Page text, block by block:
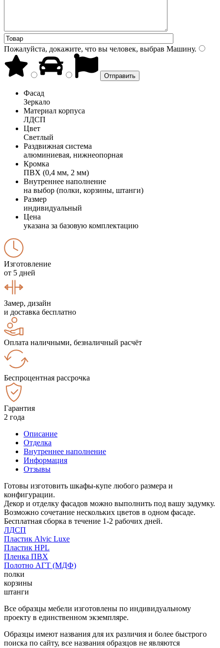
Пожалуйста, докажите, что вы человек, выбрав Машину.
Фасад
Зеркало
Материал корпуса
ЛДСП
Цвет
Светлый
Раздвижная система
алюминиевая, нижнеопорная
Кромка
ПВХ (0,4 мм, 2 мм)
Внутреннее наполнение
на выбор (полки, корзины, штанги)
Размер
индивидуальный
Цена
указана за базовую комплектацию
Изготовление
от 5 дней
Замер, дизайн
и доставка бесплатно
Оплата наличными, безналичный расчёт
Беспроцентная рассрочка
Гарантия
2 года
Описание
Отделка
Внутреннее наполнение
Информация
Отзывы
Готовы изготовить шкафы-купе любого размера и
конфигурации.
Декор и отделку фасадов можно выполнить под вашу задумку.
Возможно сочетание нескольких цветов в одном фасаде.
Бесплатная сборка в течение 1-2 рабочих дней.
ЛДСП
Пластик Alvic Luxe
Пластик HPL
Пленка ПВХ
Полотно АГТ (МДФ)
полки
корзины
штанги
Все образцы мебели изготовлены по индивидуальному
проекту в единственном экземпляре.
Образцы имеют названия для их различия и более быстрого
поиска по сайту, все названия образцов не являются